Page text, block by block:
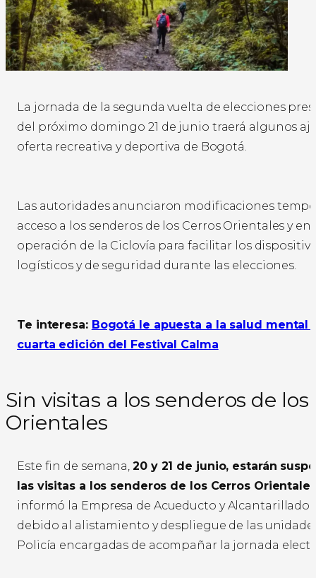
La jornada de la segunda vuelta de elecciones
del próximo domingo 21 de junio traerá algunos
oferta recreativa y deportiva de Bogotá.
Las autoridades anunciaron modificaciones
acceso a los senderos de los Cerros Orientales y en
operación de la Ciclovía para facilitar los
logísticos y de seguridad durante las elecciones.
Te interesa: Bogotá le apuesta a la salud mental
cuarta edición del Festival Calma
Sin visitas a los senderos de los
Orientales
Este fin de semana, 20 y 21 de junio, estarán
las visitas a los senderos de los Cerros Orientales
informó la Empresa de Acueducto y Alcantarillado
debido al alistamiento y despliegue de las
Policía encargadas de acompañar la jornada